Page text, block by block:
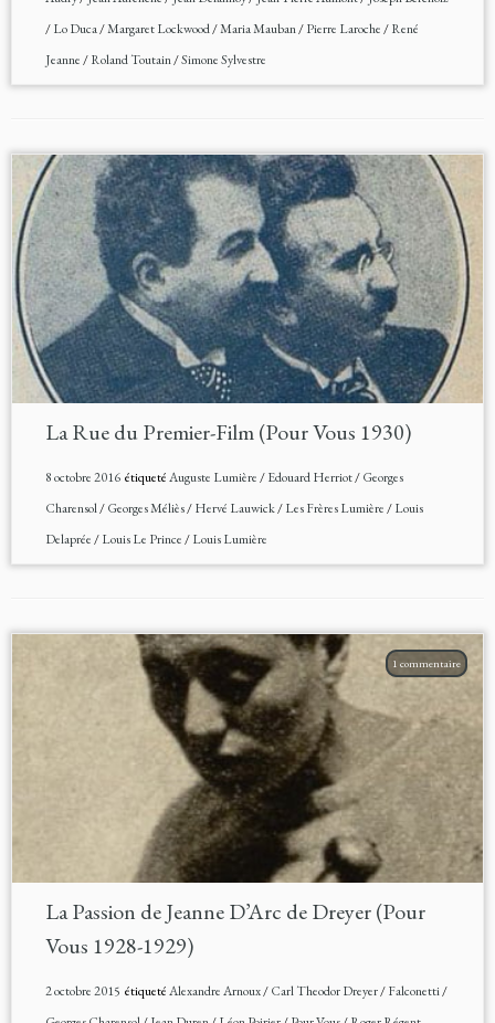
/Lo Duca/Margaret Lockwood/Maria Mauban/Pierre Laroche/René
Jeanne/Roland Toutain/Simone Sylvestre
La Rue du Premier-Film (Pour Vous 1930)
8 octobre 2016étiquetéAuguste Lumière/Edouard Herriot/Georges
Charensol/Georges Méliès/Hervé Lauwick/Les Frères Lumière/Louis
Delaprée/Louis Le Prince/Louis Lumière
1 commentaire
La Passion de Jeanne D’Arc de Dreyer (Pour
Vous 1928-1929)
2 octobre 2015 étiquetéAlexandre Arnoux/Carl Theodor Dreyer/Falconetti/